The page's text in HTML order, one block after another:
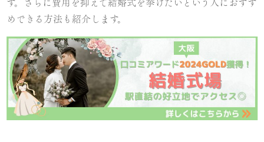
す。さらに費用を抑えて結婚式を挙げたいという人におすす
めできる方法も紹介します。